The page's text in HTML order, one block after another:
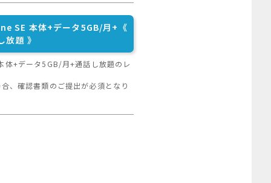
SE 本体+データ5GB/月+《
放題 》
+データ5GB/月+通話し放題のレ
、確認書類のご提出が必須となり